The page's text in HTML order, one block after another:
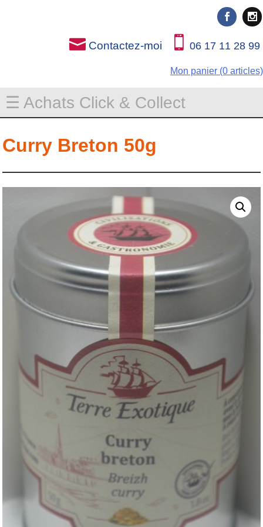
Contactez-moi 06 17 11 28 99
Mon panier (0 articles)
☰ Achats Click & Collect
Curry Breton 50g